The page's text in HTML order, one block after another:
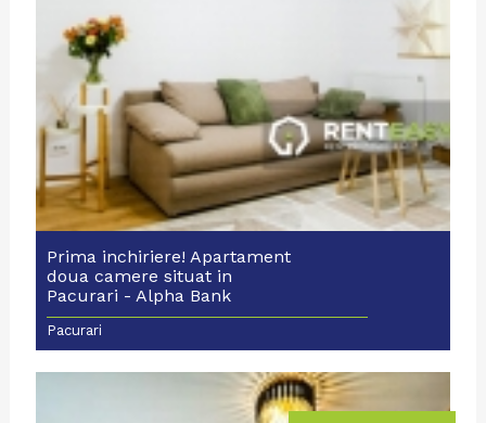
Prima inchiriere! Apartament
doua camere situat in
Pacurari - Alpha Bank
Pacurari